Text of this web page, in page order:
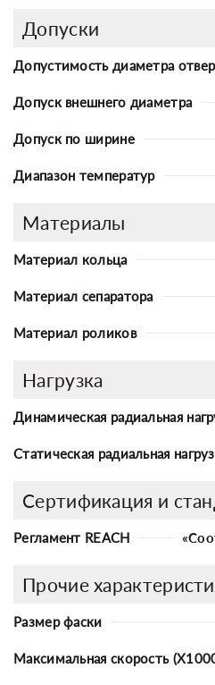
Допуски
Допустимость диаметра
Допуск внешнего диаметра
Допуск по ширине
Диапазон температур
Материалы
Материал кольца
Материал сепаратора
Материал роликов
Нагрузка
Динамическая радиальная
Статическая радиальная
Сертификация и
Регламент REACH
Прочие
Размер фаски
Максимальная скорость